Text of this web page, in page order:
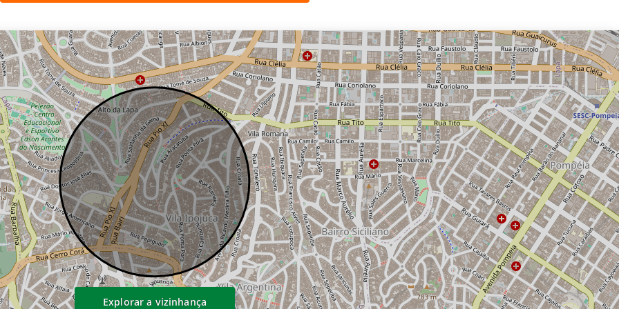
Explorar a vizinhança